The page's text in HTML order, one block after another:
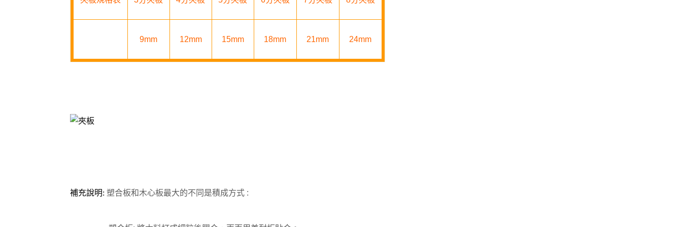
9mm 12mm 15mm 18mm 21mm 24mm
補充說明: 塑合板和木心板最大的不同是積成方式 :